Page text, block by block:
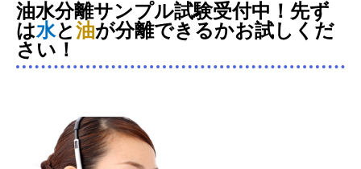
油水分離サンプル試験受付中！先ず
は水と油が分離できるかお試しくだ
さい！